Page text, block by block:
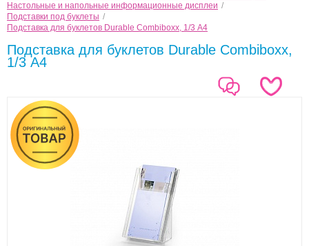
Настольные и напольные информационные дисплеи /
Подставки под буклеты /
Подставка для буклетов Durable Combiboxx, 1/3 А4
Подставка для буклетов Durable Combiboxx,
1/3 А4